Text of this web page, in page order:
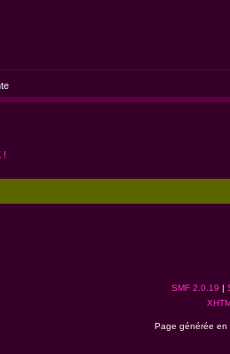
!
SMF 2.0.19 |
Page générée en